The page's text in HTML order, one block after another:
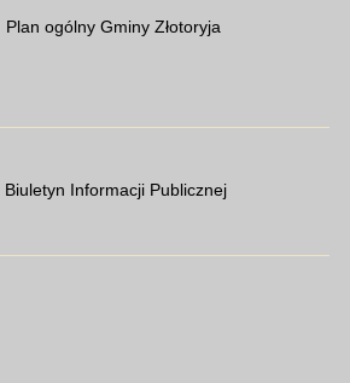
Plan ogólny Gminy Złotoryja
Biuletyn Informacji Publicznej